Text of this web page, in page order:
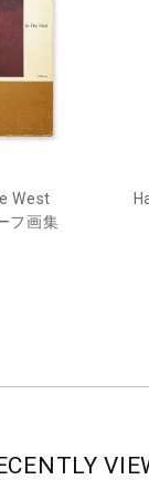
West
フ画集